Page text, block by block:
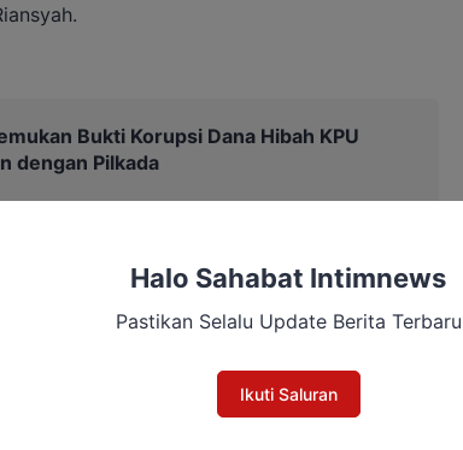
Bukti Korupsi Dana Hibah KPU
dengan Pilkada
Halo Sahabat Intimnews
Pastikan Selalu Update Berita Terbaru
Ikuti Saluran